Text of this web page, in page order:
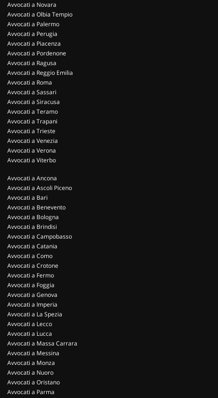
Avvocati a Novara
Avvocati a Olbia Tempio
Avvocati a Palermo
Avvocati a Perugia
Avvocati a Piacenza
Avvocati a Pordenone
Avvocati a Ragusa
Avvocati a Reggio Emilia
Avvocati a Roma
Avvocati a Sassari
Avvocati a Siracusa
Avvocati a Teramo
Avvocati a Trapani
Avvocati a Trieste
Avvocati a Venezia
Avvocati a Verona
Avvocati a Viterbo
Avvocati a Ancona
Avvocati a Ascoli Piceno
Avvocati a Bari
Avvocati a Benevento
Avvocati a Bologna
Avvocati a Brindisi
Avvocati a Campobasso
Avvocati a Catania
Avvocati a Como
Avvocati a Crotone
Avvocati a Fermo
Avvocati a Foggia
Avvocati a Genova
Avvocati a Imperia
Avvocati a La Spezia
Avvocati a Lecco
Avvocati a Lucca
Avvocati a Massa Carrara
Avvocati a Messina
Avvocati a Monza
Avvocati a Nuoro
Avvocati a Oristano
Avvocati a Parma